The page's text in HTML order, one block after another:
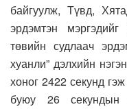
байгуулж, Түвд,
эрдэмтэн
төвийн судлаач
хуанли” дэлхийн
хоног 2422 секунд
буюу 26 секундын